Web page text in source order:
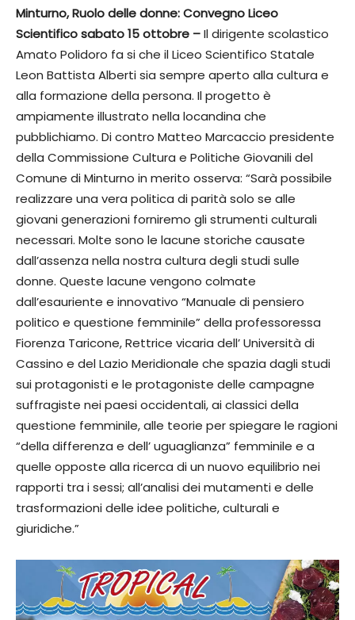
Minturno, Ruolo delle donne: Convegno Liceo
Scientifico sabato 15 ottobre –Il dirigente scolastico
Amato Polidoro fa si che il Liceo Scientifico Statale
Leon Battista Alberti sia sempre aperto alla cultura e
alla formazione della persona. Il progetto è
ampiamente illustrato nella locandina che
pubblichiamo. Di contro Matteo Marcaccio presidente
della Commissione Cultura e Politiche Giovanili del
Comune di Minturno in merito osserva: “Sarà possibile
realizzare una vera politica di parità solo se alle
giovani generazioni forniremo gli strumenti culturali
necessari. Molte sono le lacune storiche causate
dall’assenza nella nostra cultura degli studi sulle
donne. Queste lacune vengono colmate
dall’esauriente e innovativo “Manuale di pensiero
politico e questione femminile” della professoressa
Fiorenza Taricone, Rettrice vicaria dell’ Università di
Cassino e del Lazio Meridionale che spazia dagli studi
sui protagonisti e le protagoniste delle campagne
suffragiste nei paesi occidentali, ai classici della
questione femminile, alle teorie per spiegare le ragioni
“della differenza e dell’ uguaglianza” femminile e a
quelle opposte alla ricerca di un nuovo equilibrio nei
rapporti tra i sessi; all’analisi dei mutamenti e delle
trasformazioni delle idee politiche, culturali e
giuridiche.”